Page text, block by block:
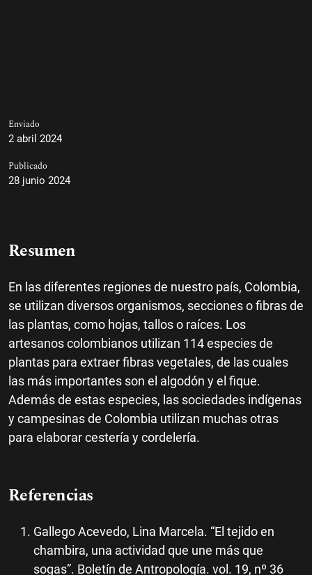
Enviado
2 abril 2024
Publicado
28 junio 2024
Resumen
En las diferentes regiones de nuestro país, Colombia,
se utilizan diversos organismos, secciones o fibras de
las plantas, como hojas, tallos o raíces. Los
artesanos colombianos utilizan 114 especies de
plantas para extraer fibras vegetales, de las cuales
las más importantes son el algodón y el fique.
Además de estas especies, las sociedades indígenas
y campesinas de Colombia utilizan muchas otras
para elaborar cestería y cordelería.
Referencias
Gallego Acevedo, Lina Marcela. “El tejido en
chambira, una actividad que une más que
sogas”. Boletín de Antropología. vol. 19, nº 36